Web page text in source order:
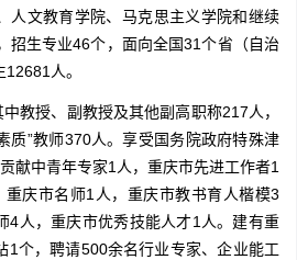
人文教育学院、马克思主义学院和继续
招生专业46个，面向全国31个省（自治
人。
教授、副教授及其他副高职称217人，
质”教师370人。享受国务院政府特殊津
献中青年专家1人，重庆市先进工作者1
庆市名师1人，重庆市教书育人楷模3
4人，重庆市优秀技能人才1人。建有重
1个，聘请500余名行业专家、企业能工